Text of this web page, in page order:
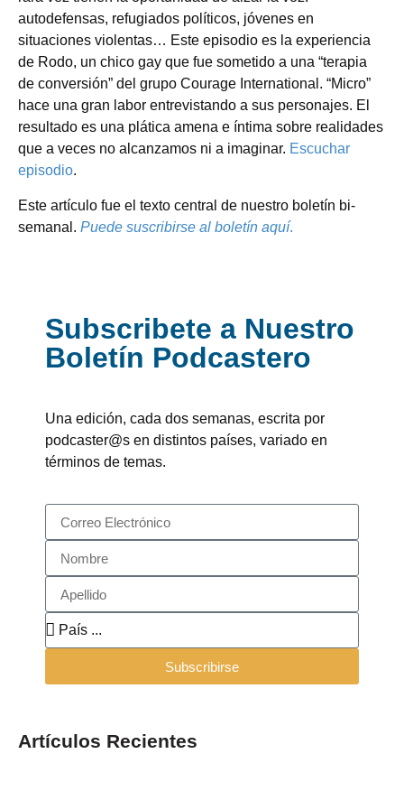
autodefensas, refugiados políticos, jóvenes en
situaciones violentas… Este episodio es la experiencia
de Rodo, un chico gay que fue sometido a una “terapia
de conversión” del grupo Courage International. “Micro”
hace una gran labor entrevistando a sus personajes. El
resultado es una plática amena e íntima sobre realidades
que a veces no alcanzamos ni a imaginar. Escuchar
episodio.
Este artículo fue el texto central de nuestro boletín bi-
semanal. Puede suscribirse al boletín aquí.
Subscribete a Nuestro
Boletín Podcastero
Una edición, cada dos semanas, escrita por
podcaster@s en distintos países, variado en
términos de temas.
Subscribirse
Artículos Recientes